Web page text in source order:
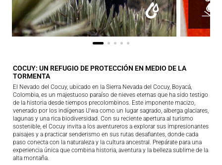
COCUY: UN REFUGIO DE PROTECCIÓN EN MEDIO DE LA
TORMENTA
El Nevado del Cocuy, ubicado en la Sierra Nevada del Cocuy, Boyacá,
Colombia, es un majestuoso paraíso de nieves eternas que ha sido testigo
de la historia desde tiempos precolombinos. Este imponente macizo,
venerado por los indígenas U'wa como un lugar sagrado, alberga glaciares,
lagunas y una rica biodiversidad. Con su reciente apertura al turismo
sostenible, el Cocuy invita a los aventureros a explorar sus impresionantes
paisajes y a practicar senderismo en sus rutas desafiantes, donde cada
paso conecta con la naturaleza y la cultura ancestral. Prepárate para una
experiencia única que combina historia, aventura y la belleza sublime de la
alta montaña.